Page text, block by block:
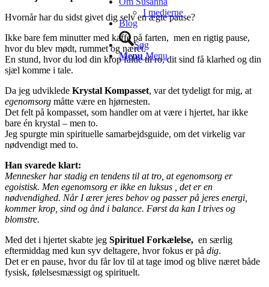
I medierne
Blog
Søg
Menu Menu
Hvornår har du sidst givet dig selv en ægte pause?
Ikke bare fem minutter med kaffe på farten, men en rigtig pause,
hvor du blev mødt, rummet og næret.
En stund, hvor du lod din krop falde til ro, dit sind få klarhed og din
sjæl komme i tale.
Da jeg udviklede Krystal Kompasset, var det tydeligt for mig, at
egenomsorg måtte være en hjørnesten.
Det felt på kompasset, som handler om at være i hjertet, har ikke
bare én krystal – men to.
Jeg spurgte min spirituelle samarbejdsguide, om det virkelig var
nødvendigt med to.
Han svarede klart:
Mennesker har stadig en tendens til at tro, at egenomsorg er
egoistisk. Men egenomsorg er ikke en luksus , det er en
nødvendighed. Når I ærer jeres behov og passer på jeres energi,
kommer krop, sind og ånd i balance. Først da kan I trives og
blomstre.
Med det i hjertet skabte jeg Spirituel Forkælelse, en særlig
eftermiddag med kun syv deltagere, hvor fokus er på dig.
Det er en pause, hvor du får lov til at tage imod og blive næret både
fysisk, følelsesmæssigt og spirituelt.